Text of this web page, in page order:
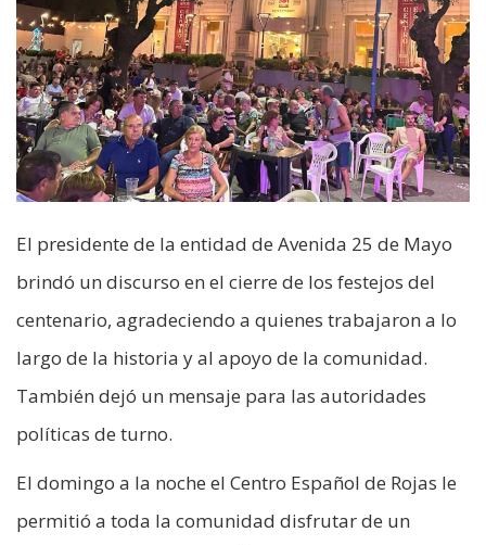
El presidente de la entidad de Avenida 25 de Mayo
brindó un discurso en el cierre de los festejos del
centenario, agradeciendo a quienes trabajaron a lo
largo de la historia y al apoyo de la comunidad.
También dejó un mensaje para las autoridades
políticas de turno.
El domingo a la noche el Centro Español de Rojas le
permitió a toda la comunidad disfrutar de un